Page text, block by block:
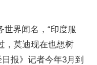
界闻名，“印度服
，莫迪现在也想树
报》记者今年3月到